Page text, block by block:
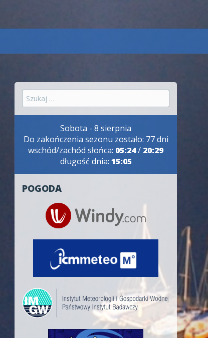
Szukaj:
Sobota - 8 sierpnia
Do zakończenia sezonu zostało: 77 dni
wschód/zachód słońca: 05:24/ 20:29
długość dnia: 15:05
POGODA